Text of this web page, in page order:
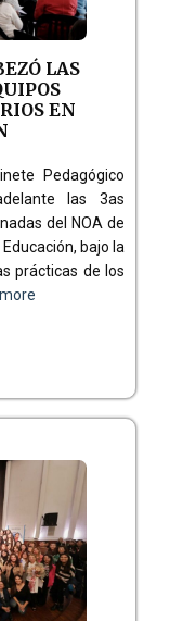
LAS
EN
Pedagógico
las 3as
del NOA de
bajo la
prácticas de los